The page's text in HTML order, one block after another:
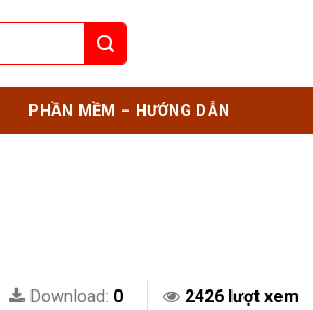
PHẦN MỀM – HƯỚNG DẪN
Download: 0 2426 lượt xem